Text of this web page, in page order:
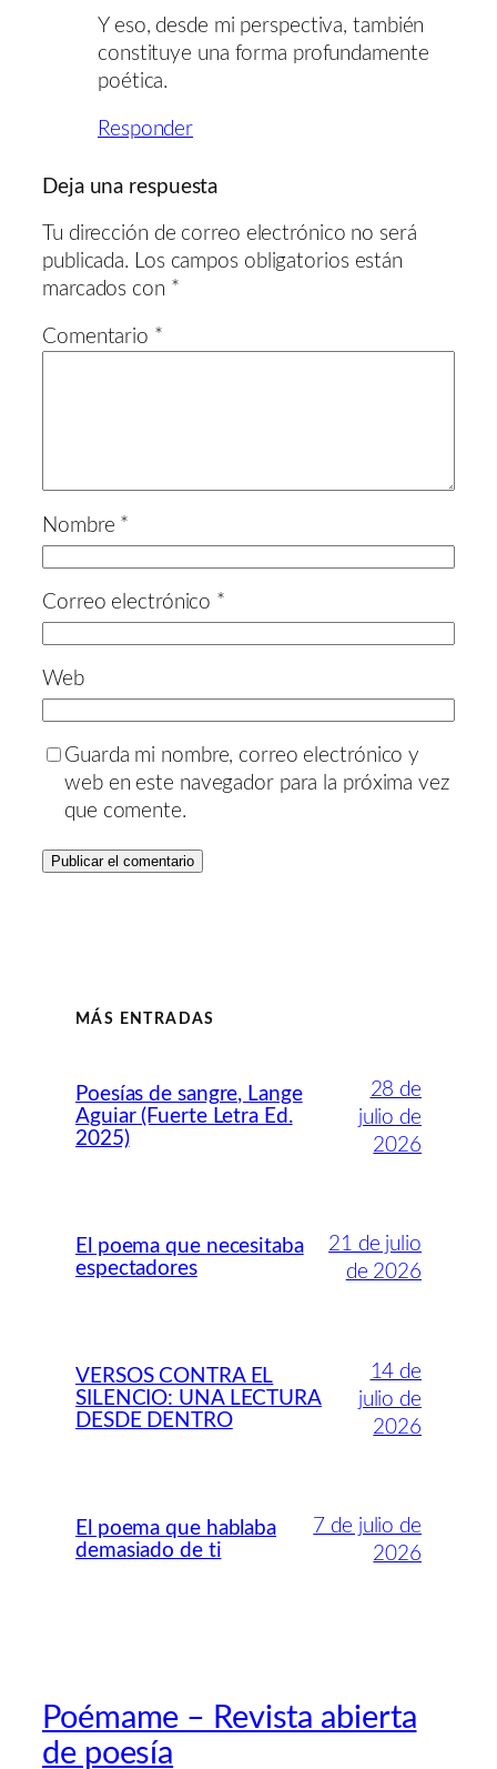
Y eso, desde mi perspectiva, también
constituye una forma profundamente
poética.
Responder
Deja una respuesta
Tu dirección de correo electrónico no será
publicada. Los campos obligatorios están
marcados con *
Comentario *
Nombre *
Correo electrónico *
Web
Guarda mi nombre, correo electrónico y
web en este navegador para la próxima vez
que comente.
MÁS ENTRADAS
Poesías de sangre, Lange
Aguiar (Fuerte Letra Ed.
2025)
28 de
julio de
2026
El poema que necesitaba
espectadores
21 de julio
de 2026
VERSOS CONTRA EL
SILENCIO: UNA LECTURA
DESDE DENTRO
14 de
julio de
2026
El poema que hablaba
demasiado de ti
7 de julio de
2026
Poémame – Revista abierta
de poesía